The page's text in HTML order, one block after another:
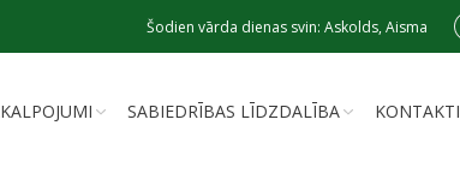
Šodien vārda dienas svin: Askolds, Aisma
SABIEDRĪBAS LĪDZDALĪBA KONTAKTI